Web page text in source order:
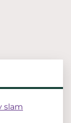
slam